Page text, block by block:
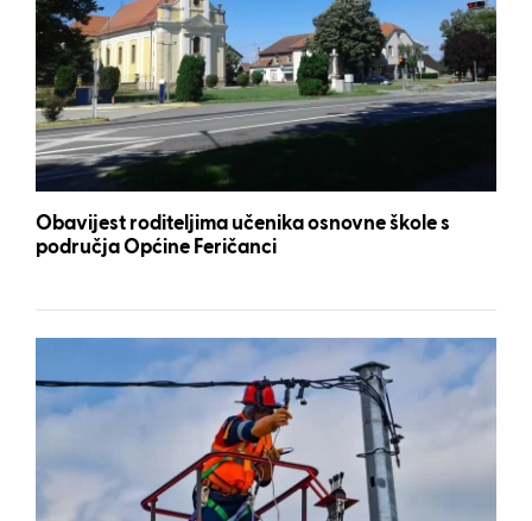
Obavijest roditeljima učenika osnovne škole s
područja Općine Feričanci